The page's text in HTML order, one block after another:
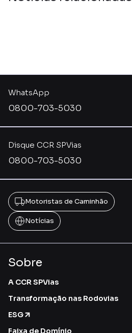
Disque CCR SPVias
0800-703-5030
WhatsApp
0800-703-5030
Motoristas de Caminhão
Notícias
Sobre
A CCR SPVias
Transformação nas Rodovias
ESG
Faixa de Domínio